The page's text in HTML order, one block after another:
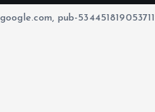
google.com, pub-